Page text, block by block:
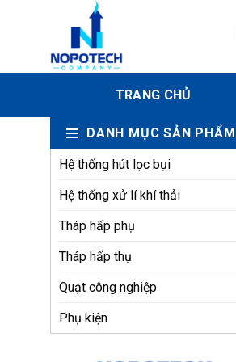
TRANG CHỦ
DANH MỤC SẢN PHẨM
Hệ thống hút lọc bụi
Hệ thống xử lí khí thải
Tháp hấp phụ
Tháp hấp thụ
Quạt công nghiệp
Phụ kiện